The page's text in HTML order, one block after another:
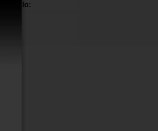
Modelo: